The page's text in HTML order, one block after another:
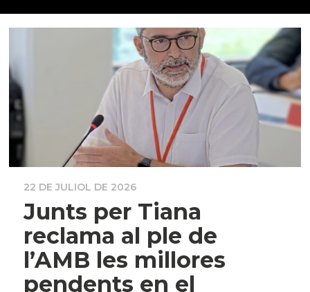
22 DE JULIOL DE 2026
Junts per Tiana
reclama al ple de
l’AMB les millores
pendents en el